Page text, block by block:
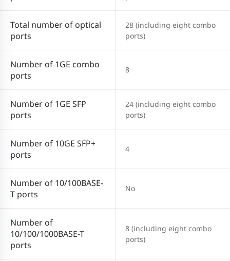
Total number of optical
ports
28 (including eight combo
ports)
Number of 1GE combo
ports
8
Number of 1GE SFP
ports
24 (including eight combo
ports)
Number of 10GE SFP+
ports
4
Number of 10/100BASE-
T ports
No
Number of
10/100/1000BASE-T
ports
8 (including eight combo
ports)